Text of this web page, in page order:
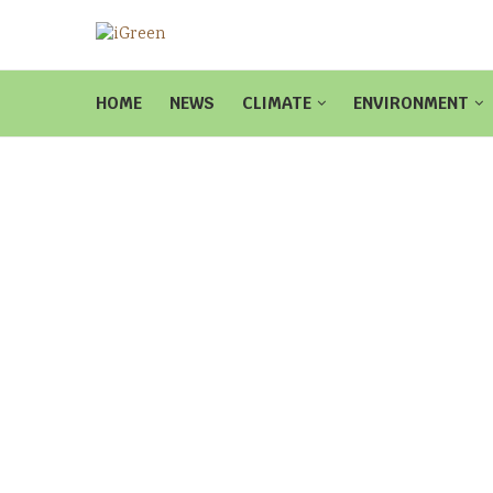
HOME NEWS CLIMATE ENVIRONMENT